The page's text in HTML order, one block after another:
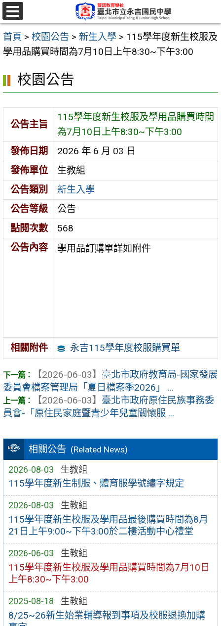
跳
至
主
要
區
選
單
首頁 > 校園公告 > 新生入學 > 115學年度新生校服及
學用品購買時間為7月10日上午8:30~下午3:00
相關公告 (Related News)
2026-08-03 生教組
115學年度新生制服、體育服學號繡字規定
2026-08-03 生教組
115學年度新生校服及學用品最後購買時間為8月
21日上午9:00~下午3:00於二樓活動中心禮堂
2026-06-03 生教組
115學年度新生校服及學用品購買時間為7月10日
上午8:30~下午3:00
2025-08-18 生教組
8/25~26新生始業輔導報到事項及校服退換加購
校園公告
公告主旨
115學年度新生校服及學用品購買時間
為7月10日上午8:30~下午3:00
發佈日期
2026 年 6 月 03 日
發佈單位
生教組
公告類別
新生入學
公告等級
公告
點閱次數
568
公告內容
學用品訂購單詳如附件
相關附件 永吉115學年度校服購買單
【2026-06-03】 臺北市政府教育局-國家發展
委員會檔案管理局「夏日檔案季2026」 ...
【2026-06-03】 臺北市政府原住民族事務委
員會-「原住民家庭暨青少年兒童關懷服 ...